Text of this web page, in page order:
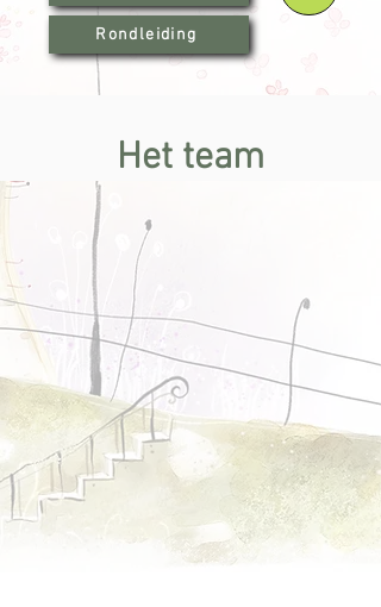
Rondleiding
Het team